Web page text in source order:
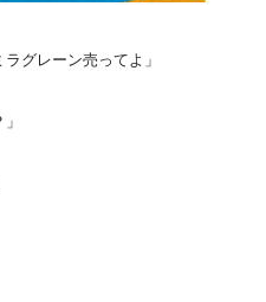
グレーン売ってよ」